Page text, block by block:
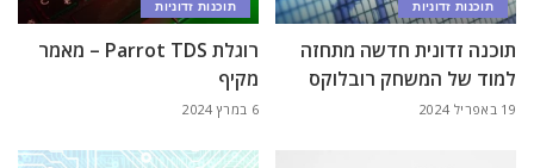
תוכנות זדוניות
תוכנה זדונית חדשה מתחזה
למוד של המשחק רובלוקס
19 באפריל 2024
תוכנות זדוניות
רוגלת Parrot TDS – מאמר
מקיף
6 במרץ 2024